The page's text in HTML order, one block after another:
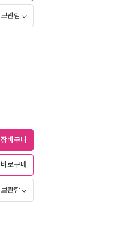
보관함
장바구니
바로구매
보관함